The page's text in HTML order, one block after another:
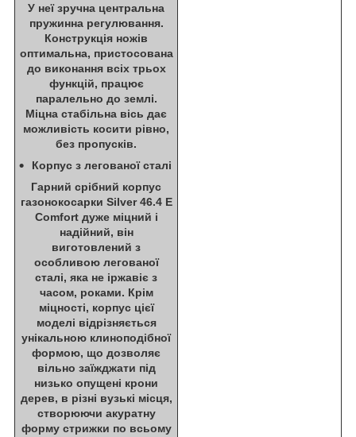
У неї зручна центральна
пружинна регулювання.
Конструкція ножів
оптимальна, пристосована
до виконання всіх трьох
функцій, працює
паралельно до землі.
Міцна стабільна вісь дає
можливість косити рівно,
без пропусків.
Корпус з легованої сталі
Гарний срібний корпус
газонокосарки Silver 46.4 E
Comfort дуже міцний і
надійний, він
виготовлений з
особливою легованої
сталі, яка не іржавіє з
часом, роками. Крім
міцності, корпус цієї
моделі відрізняється
унікальною клиноподібної
формою, що дозволяє
вільно заїжджати під
низько опущені крони
дерев, в різні вузькі місця,
створюючи акуратну
форму стрижки по всьому